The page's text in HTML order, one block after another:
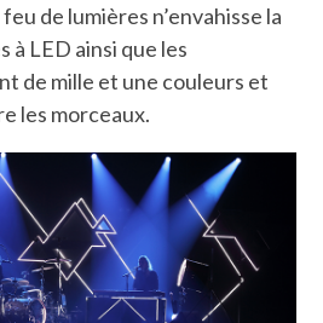
de lumières n’envahisse la
à LED ainsi que les
de mille et une couleurs et
les morceaux.